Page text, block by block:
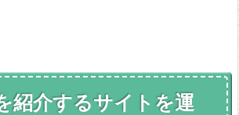
紹介するサイトを運